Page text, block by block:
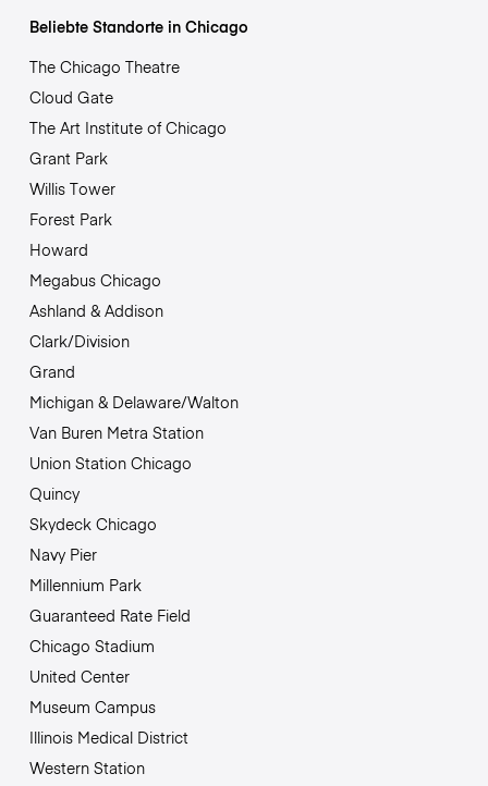
Beliebte Standorte in Chicago
The Chicago Theatre
Cloud Gate
The Art Institute of Chicago
Grant Park
Willis Tower
Forest Park
Howard
Megabus Chicago
Ashland & Addison
Clark/Division
Grand
Michigan & Delaware/Walton
Van Buren Metra Station
Union Station Chicago
Quincy
Skydeck Chicago
Navy Pier
Millennium Park
Guaranteed Rate Field
Chicago Stadium
United Center
Museum Campus
Illinois Medical District
Western Station